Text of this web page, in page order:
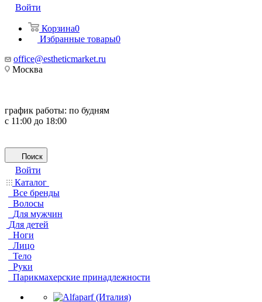
Войти
Корзина0
Избранные товары0
office@estheticmarket.ru
Москва
график работы: по будням
с 11:00 до 18:00
Поиск
Войти
Каталог
Все бренды
Волосы
Для мужчин
Для детей
Ноги
Лицо
Тело
Руки
Парикмахерские принадлежности